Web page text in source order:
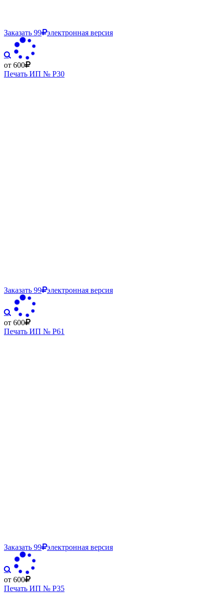
Заказать 99 электронная версия
от 600
Печать ИП № Р30
Заказать 99 электронная версия
от 600
Печать ИП № Р61
Заказать 99 электронная версия
от 600
Печать ИП № Р35